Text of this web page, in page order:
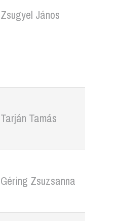
Zsugyel János
Tarján Tamás
Géring Zsuzsanna